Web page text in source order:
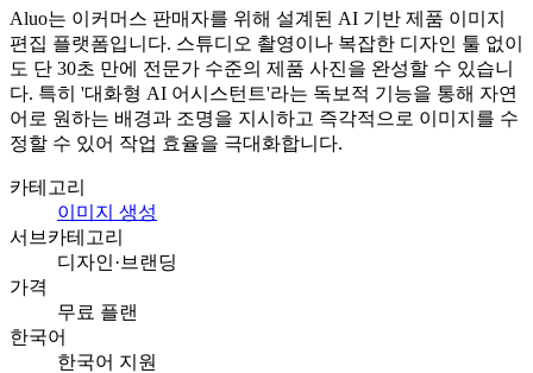
Aluo는 이커머스 판매자를 위해 설계된 AI 기반 제품 이미지
편집 플랫폼입니다. 스튜디오 촬영이나 복잡한 디자인 툴 없이
도 단 30초 만에 전문가 수준의 제품 사진을 완성할 수 있습니
다. 특히 '대화형 AI 어시스턴트'라는 독보적 기능을 통해 자연
어로 원하는 배경과 조명을 지시하고 즉각적으로 이미지를 수
정할 수 있어 작업 효율을 극대화합니다.
카테고리
이미지 생성
서브카테고리
디자인·브랜딩
가격
무료 플랜
한국어
한국어 지원